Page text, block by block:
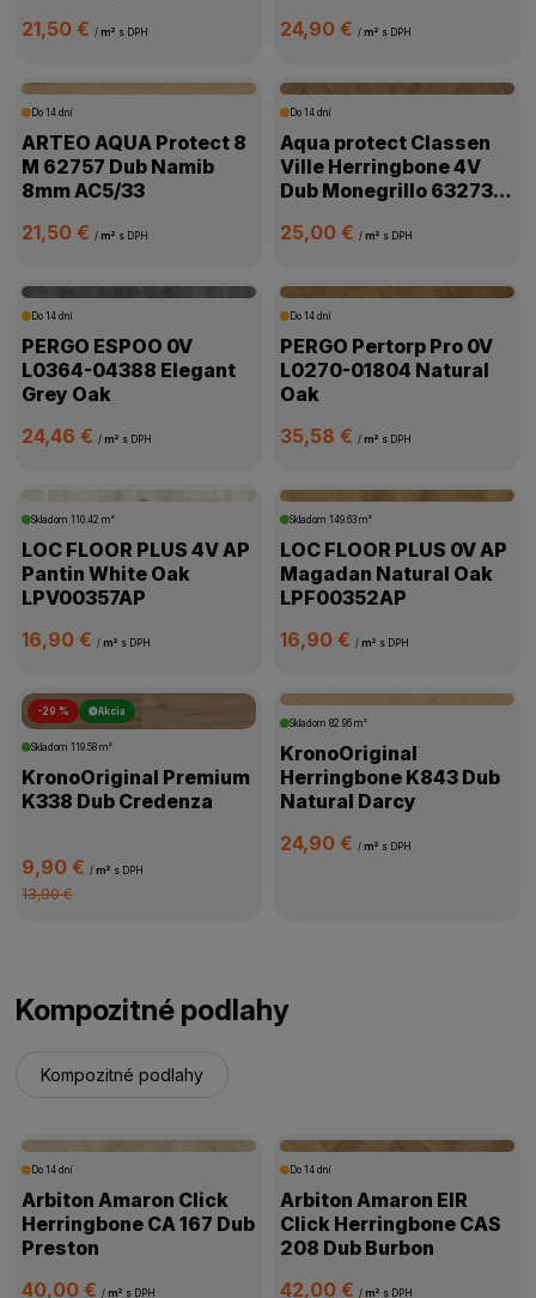
21,50 €/ m² s DPH
24,90 € / m² s DPH
Do 14 dní
ARTEO AQUA Protect 8
M 62757 Dub Namib
8mm AC5/33
21,50 €/ m² s DPH
Do 14 dní
Aqua protect Classen
Ville Herringbone 4V
Dub Monegrillo 63273
25,00 € / m² s DPH
Do 14 dní
PERGO ESPOO 0V
L0364-04388 Elegant
Grey Oak
24,46 €/ m² s DPH
Do 14 dní
PERGO Pertorp Pro 0V
L0270-01804 Natural
Oak
35,58 € / m² s DPH
Skladom110.42 m²
LOC FLOOR PLUS 4V AP
Pantin White Oak
LPV00357AP
16,90 €/ m² s DPH
Skladom 149.63 m²
LOC FLOOR PLUS 0V AP
Magadan Natural Oak
LPF00352AP
16,90 € / m² s DPH
-29 % Akcia
Skladom119.58 m²
KronoOriginal Premium
K338 Dub Credenza
9,90 €/ m² s DPH
13,90 €
Skladom 82.96 m²
KronoOriginal
Herringbone K843 Dub
Natural Darcy
24,90 € / m² s DPH
Kompozitné podlahy
Kompozitné podlahy
Do 14 dní
Arbiton Amaron Click
Herringbone CA 167 Dub
Preston
40,00 €/ m² s DPH
Do 14 dní
Arbiton Amaron EIR
Click Herringbone CAS
208 Dub Burbon
42,00 € / m² s DPH